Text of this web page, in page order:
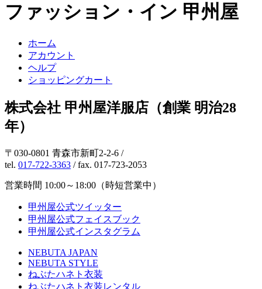
ファッション・イン 甲州屋
ホーム
アカウント
ヘルプ
ショッピングカート
株式会社 甲州屋洋服店（創業 明治28
年）
〒030-0801 青森市新町2-2-6 /
tel. 017-722-3363 / fax. 017-723-2053
営業時間 10:00～18:00（時短営業中）
甲州屋公式ツイッター
甲州屋公式フェイスブック
甲州屋公式インスタグラム
NEBUTA JAPAN
NEBUTA STYLE
ねぶたハネト衣装
ねぶたハネト衣装レンタル